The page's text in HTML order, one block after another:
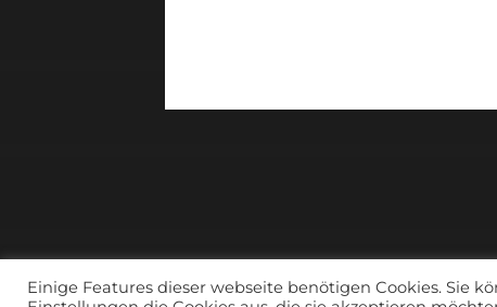
Einige Features dieser webseite benötigen Cookies. Sie